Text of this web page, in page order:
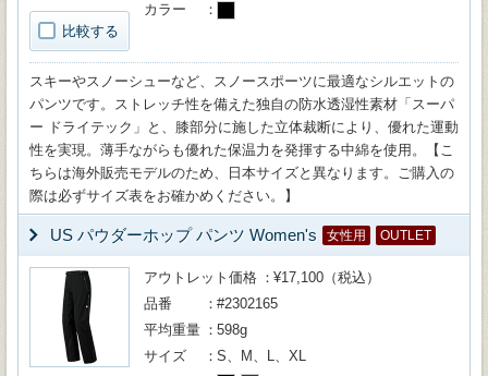
比較する
カラー
スキーやスノーシューなど、スノースポーツに最適なシルエットの
パンツです。ストレッチ性を備えた独自の防水透湿性素材「スーパ
ー ドライテック」と、膝部分に施した立体裁断により、優れた運動
性を実現。薄手ながらも優れた保温力を発揮する中綿を使用。【こ
ちらは海外販売モデルのため、日本サイズと異なります。ご購入の
際は必ずサイズ表をお確かめください。】
US パウダーホップ パンツ Women's 女性用 OUTLET
アウトレット価格
¥17,100（税込）
品番
#2302165
平均重量
598g
サイズ
S、M、L、XL